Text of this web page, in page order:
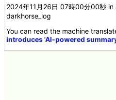
2024年11月26日 07時00分00秒 in
darkhorse_log
You can read the machine
introduces 'AI-powered